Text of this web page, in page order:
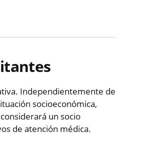
Independientemente de
socioeconómica,
un socio
de atención médica.